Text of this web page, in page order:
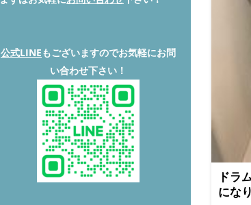
ドラ
にな
公式LINEもございますのでお気軽にお問
い合わせ下さい！